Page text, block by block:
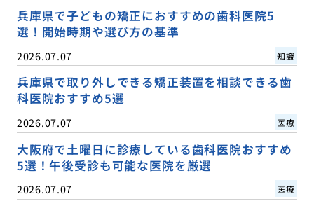
兵庫県で子どもの矯正におすすめの歯科医院5
選！開始時期や選び方の基準
2026.07.07 知識
兵庫県で取り外しできる矯正装置を相談できる歯
科医院おすすめ5選
2026.07.07 医療
大阪府で土曜日に診療している歯科医院おすすめ
5選！午後受診も可能な医院を厳選
2026.07.07 医療